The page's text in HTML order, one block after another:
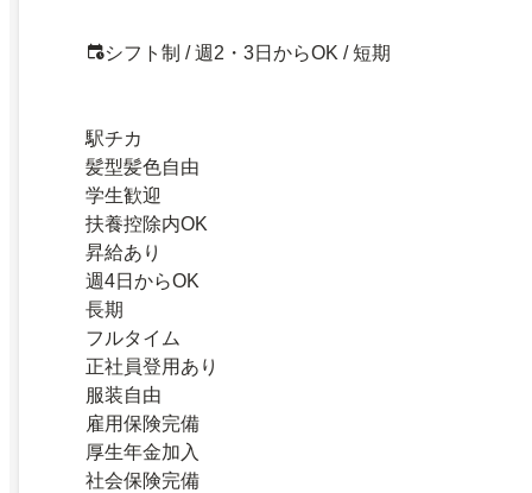
シフト制 / 週2・3日からOK / 短期
駅チカ
髪型髪色自由
学生歓迎
扶養控除内OK
昇給あり
週4日からOK
長期
フルタイム
正社員登用あり
服装自由
雇用保険完備
厚生年金加入
社会保険完備